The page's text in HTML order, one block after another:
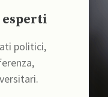
esperti
politici,